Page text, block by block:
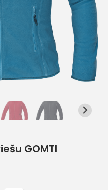
GOMTI